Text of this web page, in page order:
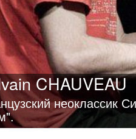
CHAUVEAU
неоклассик